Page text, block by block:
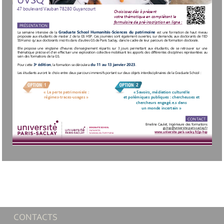
Emeline Caulet, Ingénieure des formations
gs.hsp@universite-paris-saclay.fr
www.universite-paris-saclay.fr/gs-hsp
La semaine intensive de la Graduate School Humanités -Sciences du patrimoine est formation de haut
niveau
proposée
étudiants de master 2 de la GS HSP. Ces journées sont également ouvertes, demande, doctorants de
l’ED
SSH
ainsi qu’aux doctorants inscrits dans d’autres GS de Paris Saclay, dans le cadre de leur parcours de formation doctorale
Elle vingtaine d’heures d’enseignement répartis 3  jours permettant étudiants, de retrouver
thématique
précise et d’en effectuer exploration collective mobilisant les apports des différentes disciplines représentées
sein
des formations de la GS.
Pour cette 3e édition , la formation déroulera du 11 au 13 janvier 2023
Les étudiants auront le choix entre deux parcours immersifs portant sur deux objets interdisciplinaires de la Graduate School :
PRÉSENTATION
« La perte patrimoniale :
régimes-traces-usages »
« Savoirs, médiation culturelle
et polémiques publiques : chercheuses et
chercheurs engagé.e.s dans
un monde incertain »
Choisissez dès à présent
votre thématique en complétant le
formulaire de pré-inscription en ligne :
CONTACT
2
47 boulevard Vauban 78280 Guyancourt
1
CONTACTS